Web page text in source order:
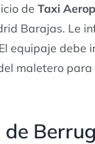
de Taxi
Barajas. Le
equipaje debe
maletero